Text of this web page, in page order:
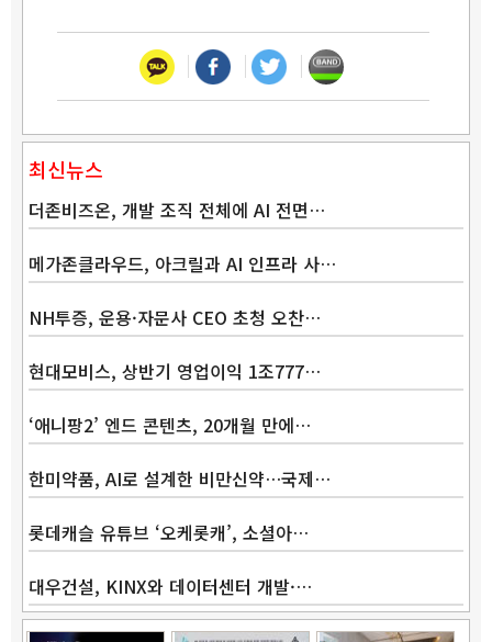
최신뉴스
더존비즈온, 개발 조직 전체에 AI 전면…
메가존클라우드, 아크릴과 AI 인프라 사…
NH투증, 운용·자문사 CEO 초청 오찬…
현대모비스, 상반기 영업이익 1조777…
‘애니팡2’ 엔드 콘텐츠, 20개월 만에…
한미약품, AI로 설계한 비만신약…국제…
롯데캐슬 유튜브 ‘오케롯캐’, 소셜아…
대우건설, KINX와 데이터센터 개발·…